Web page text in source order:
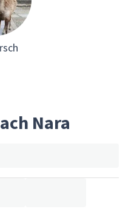
Nara